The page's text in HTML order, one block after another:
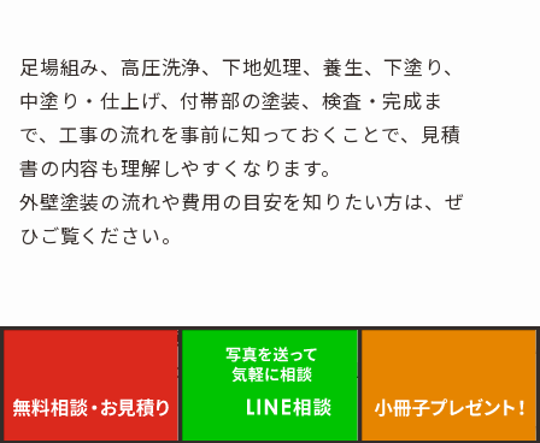
足場組み、高圧洗浄、下地処理、養生、下塗り、
中塗り・仕上げ、付帯部の塗装、検査・完成ま
で、工事の流れを事前に知っておくことで、見積
書の内容も理解しやすくなります。
外壁塗装の流れや費用の目安を知りたい方は、ぜ
ひご覧ください。
▼プラン一覧・施工の流れはこちら
https://asai-tokouten.co.jp/plan-flow/